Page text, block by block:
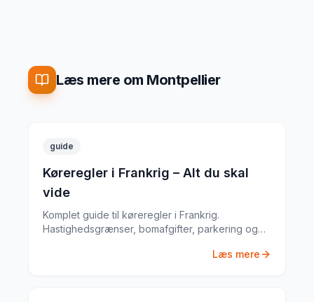
Læs mere om Montpellier
guide
Køreregler i Frankrig – Alt du skal
vide
Komplet guide til køreregler i Frankrig.
Hastighedsgrænser, bomafgifter, parkering og
Læs mere